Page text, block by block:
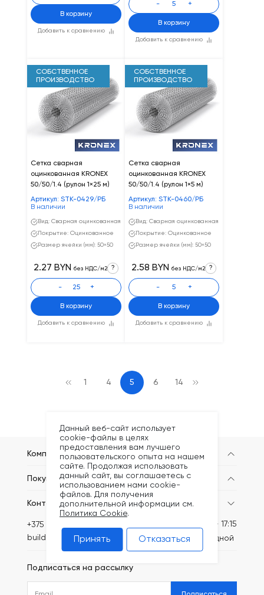
Добавить к сравнению
В корзину
Добавить к сравнению
- +
В корзину
СОБСТВЕННОЕ
ПРОИЗВОДСТВО
Сетка сварная
оцинкованная KRONEX
50/50/1.4 (рулон 1×25 м)
Артикул: STK-0429/РБ
В наличии
Вид: Сварная оцинкованная
Покрытие: Оцинкованное
Размер ячейки (мм): 50×50
Добавить к сравнению
2.27 BYN без НДС/м2 ?
- +
В корзину
СОБСТВЕННОЕ
ПРОИЗВОДСТВО
Сетка сварная
оцинкованная KRONEX
50/50/1.4 (рулон 1×5 м)
Артикул: STK-0460/РБ
В наличии
Вид: Сварная оцинкованная
Покрытие: Оцинкованное
Размер ячейки (мм): 50×50
Добавить к сравнению
2.58 BYN без НДС/м2 ?
- +
В корзину
1 4 5 6 14
Компания
Покупателям
Контакты
+375 (44) 749-20-73
build@kronex-company.by
Пн-Пт: 8:30 - 17:15
Сб-вс: выходной
Подписаться на рассылку
Данный веб-сайт использует
cookie-файлы в целях
предоставления вам лучшего
пользовательского опыта на нашем
сайте. Продолжая использовать
данный сайт, вы соглашаетесь с
использованием нами cookie-
файлов. Для получения
дополнительной информации см.
Политика Cookie.
Принять Отказаться